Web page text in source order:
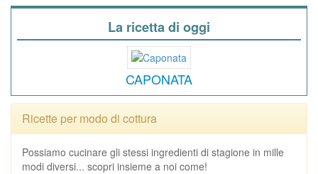
La ricetta di oggi
CAPONATA
Ricette per modo di cottura
Possiamo cucinare gli stessi ingredienti di stagione in mille
modi diversi... scopri insieme a noi come!